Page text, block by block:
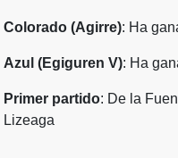
Colorado (Agirre): Ha
Azul (Egiguren V): Ha
Primer partido: De la
Lizeaga